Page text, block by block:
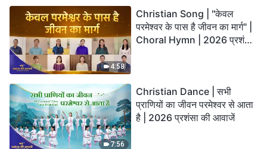
4:58
Christian Song | "केवल
परमेश्वर के पास है जीवन का मार्ग" |
Choral Hymn | 2026 प्रशंसा
7:56
Christian Dance | सभी
प्राणियों का जीवन परमेश्वर से आता
है | 2026 प्रशंसा की आवाजें